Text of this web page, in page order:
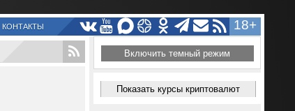
18+
КОНТАКТЫ
Включить темный режим
Показать курсы криптовалют